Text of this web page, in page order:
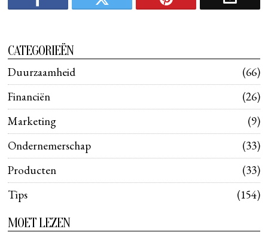
CATEGORIEËN
Duurzaamheid
66
Financiën
26
Marketing
9
Ondernemerschap
33
Producten
33
Tips
154
MOET LEZEN